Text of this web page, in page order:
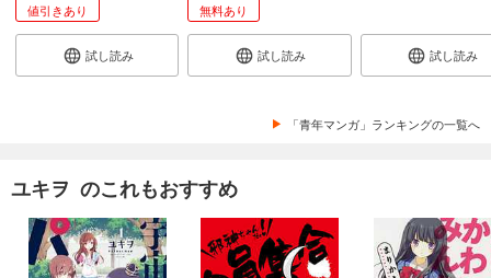
値引きあり
試し読み
無料あり
試し読み 試し読み
「青年マンガ」ランキングの一覧へ
ユキヲ のこれもおすすめ